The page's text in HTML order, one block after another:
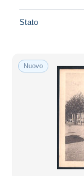
Stato
Nuovo